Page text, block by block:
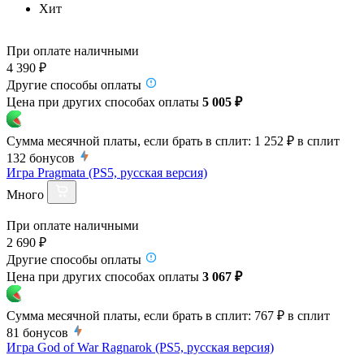
Хит
При оплате наличными
4 390 ₽
Другие способы оплаты
Цена при других способах оплаты 5 005 ₽
Сумма месячной платы, если брать в сплит: 1 252 ₽ в сплит
132 бонусов
Игра Pragmata (PS5, русская версия)
Много
При оплате наличными
2 690 ₽
Другие способы оплаты
Цена при других способах оплаты 3 067 ₽
Сумма месячной платы, если брать в сплит: 767 ₽ в сплит
81 бонусов
Игра God of War Ragnarok (PS5, русская версия)